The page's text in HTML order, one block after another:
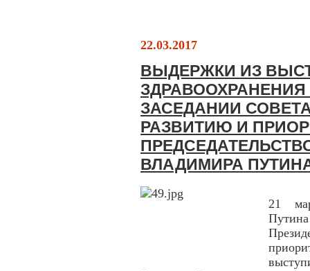
22.03.2017
ВЫДЕРЖКИ ИЗ
ЗАСЕДАНИИ
РАЗВИТИЮ И
ВЛАДИМИРА
21
Путина